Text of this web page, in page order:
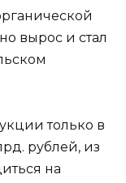
вырос и стал
только в
рублей, из
на